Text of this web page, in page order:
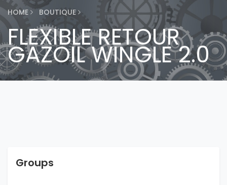
HOME BOUTIQUE
FLEXIBLE RETOUR
GAZOIL WINGLE 2.0
Groups